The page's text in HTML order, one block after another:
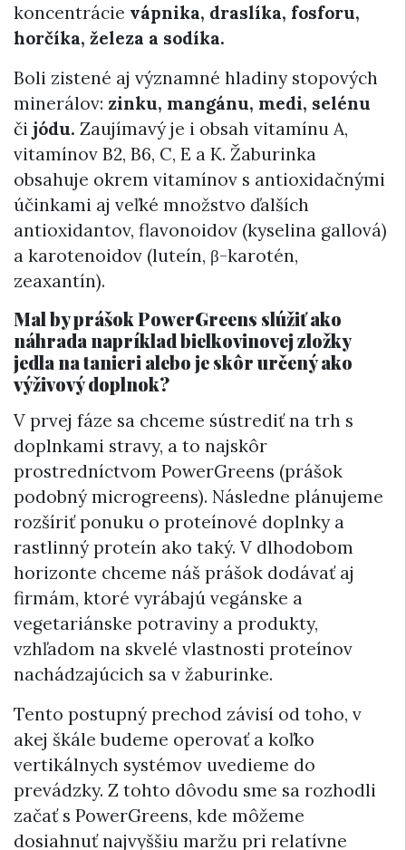
koncentrácie vápnika, draslíka, fosforu,
horčíka, železa a sodíka​.
Boli zistené aj významné hladiny stopových
minerálov: zinku, mangánu, medi, selénu
či jódu. Zaujímavý je i obsah vitamínu A,
vitamínov B2, B6, C, E a K. Žaburinka
obsahuje okrem vitamínov s antioxidačnými
účinkami aj veľké množstvo ďalších
antioxidantov, flavonoidov (kyselina gallová)
a karotenoidov (luteín, β-karotén,
zeaxantín).
Mal by prášok PowerGreens slúžiť ako
náhrada napríklad bielkovinovej zložky
jedla na tanieri alebo je skôr určený ako
výživový doplnok?
V prvej fáze sa chceme sústrediť na trh s
doplnkami stravy, a to najskôr
prostredníctvom PowerGreens (prášok
podobný microgreens). Následne plánujeme
rozšíriť ponuku o proteínové doplnky a
rastlinný proteín ako taký. V dlhodobom
horizonte chceme náš prášok dodávať aj
firmám, ktoré vyrábajú vegánske a
vegetariánske potraviny a produkty,
vzhľadom na skvelé vlastnosti proteínov
nachádzajúcich sa v žaburinke.
Tento postupný prechod závisí od toho, v
akej škále budeme operovať a koľko
vertikálnych systémov uvedieme do
prevádzky. Z tohto dôvodu sme sa rozhodli
začať s PowerGreens, kde môžeme
dosiahnuť najvyššiu maržu pri relatívne